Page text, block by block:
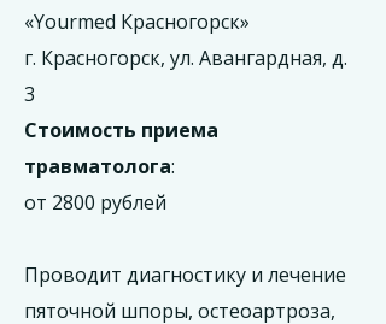
«Yourmed Красногорск»
г. Красногорск, ул. Авангардная, д.
3
Стоимость приема
травматолога:
от 2800 рублей
Проводит диагностику и лечение
пяточной шпоры, остеоартроза,